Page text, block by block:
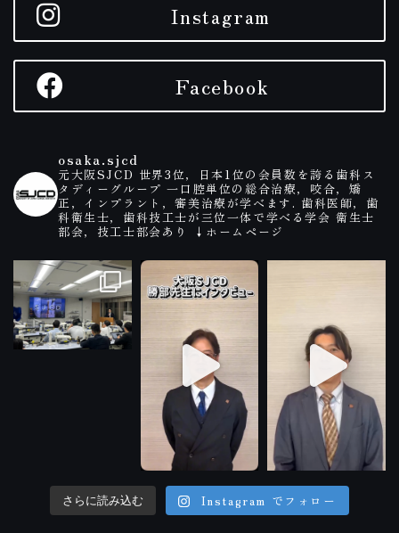
Instagram
Facebook
osaka.sjcd
元大阪SJCD 世界3位，日本1位の会員数を誇る歯科ス
タディーグループ 一口腔単位の総合治療，咬合，矯
正，インプラント，審美治療が学べます. 歯科医師，歯
科衛生士，歯科技工士が三位一体で学べる学会 衛生士
部会，技工士部会あり
↓ホームページ
さらに読み込む Instagram でフォロー